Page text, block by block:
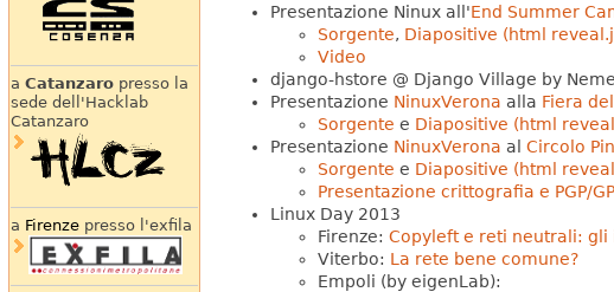
a Catanzaropresso la
sede dell'Hacklab
Catanzaro
a Firenzepresso l'exfila
Presentazione Ninux all'End Summer
Sorgente, Diapositive (html
Video
django-hstore @ Django Village by
Presentazione NinuxVerona alla Fiera
Sorgente e Diapositive (html
Presentazione NinuxVerona al Circolo
Sorgente e Diapositive (html
Presentazione crittografia e PGP/
Linux Day 2013
Firenze: Copyleft e reti neutrali: gli
Viterbo: La rete bene comune?
Empoli (by eigenLab):